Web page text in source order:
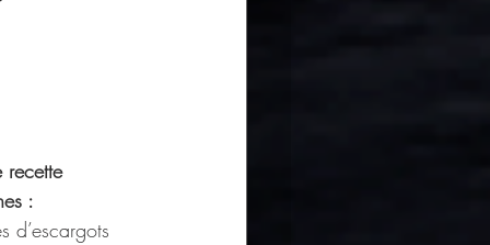
recette
:
d’escargots